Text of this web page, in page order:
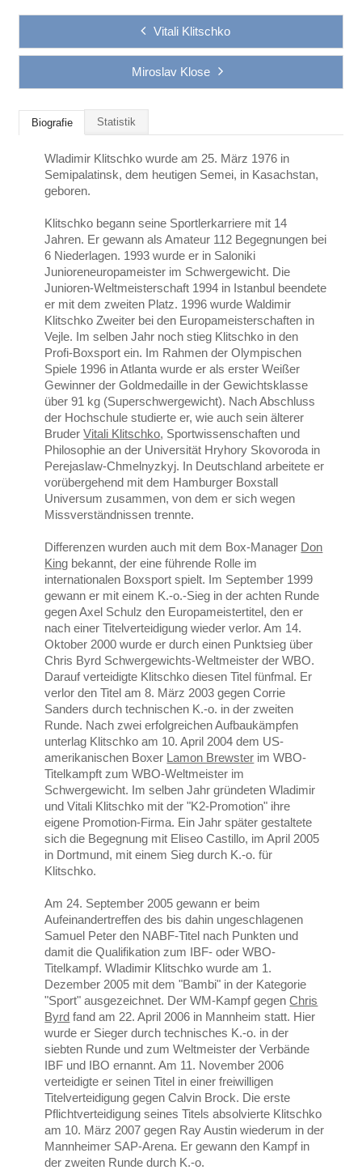
Vitali Klitschko
Miroslav Klose
Biografie Statistik
Wladimir Klitschko wurde am 25. März 1976 in
Semipalatinsk, dem heutigen Semei, in Kasachstan,
geboren.
Klitschko begann seine Sportlerkarriere mit 14
Jahren. Er gewann als Amateur 112 Begegnungen bei
6 Niederlagen. 1993 wurde er in Saloniki
Junioreneuropameister im Schwergewicht. Die
Junioren-Weltmeisterschaft 1994 in Istanbul beendete
er mit dem zweiten Platz. 1996 wurde Waldimir
Klitschko Zweiter bei den Europameisterschaften in
Vejle. Im selben Jahr noch stieg Klitschko in den
Profi-Boxsport ein. Im Rahmen der Olympischen
Spiele 1996 in Atlanta wurde er als erster Weißer
Gewinner der Goldmedaille in der Gewichtsklasse
über 91 kg (Superschwergewicht). Nach Abschluss
der Hochschule studierte er, wie auch sein älterer
BruderVitali Klitschko, Sportwissenschaften und
Philosophie an der Universität Hryhory Skovoroda in
Perejaslaw-Chmelnyzkyj. In Deutschland arbeitete er
vorübergehend mit dem Hamburger Boxstall
Universum zusammen, von dem er sich wegen
Missverständnissen trennte.
Differenzen wurden auch mit dem Box-Manager Don
King bekannt, der eine führende Rolle im
internationalen Boxsport spielt. Im September 1999
gewann er mit einem K.-o.-Sieg in der achten Runde
gegen Axel Schulz den Europameistertitel, den er
nach einer Titelverteidigung wieder verlor. Am 14.
Oktober 2000 wurde er durch einen Punktsieg über
Chris Byrd Schwergewichts-Weltmeister der WBO.
Darauf verteidigte Klitschko diesen Titel fünfmal. Er
verlor den Titel am 8. März 2003 gegen Corrie
Sanders durch technischen K.-o. in der zweiten
Runde. Nach zwei erfolgreichen Aufbaukämpfen
unterlag Klitschko am 10. April 2004 dem US-
amerikanischen Boxer Lamon Brewster im WBO-
Titelkampft zum WBO-Weltmeister im
Schwergewicht. Im selben Jahr gründeten Wladimir
und Vitali Klitschko mit der "K2-Promotion" ihre
eigene Promotion-Firma. Ein Jahr später gestaltete
sich die Begegnung mit Eliseo Castillo, im April 2005
in Dortmund, mit einem Sieg durch K.-o. für
Klitschko.
Am 24. September 2005 gewann er beim
Aufeinandertreffen des bis dahin ungeschlagenen
Samuel Peter den NABF-Titel nach Punkten und
damit die Qualifikation zum IBF- oder WBO-
Titelkampf. Wladimir Klitschko wurde am 1.
Dezember 2005 mit dem "Bambi" in der Kategorie
"Sport" ausgezeichnet. Der WM-Kampf gegenChris
Byrd fand am 22. April 2006 in Mannheim statt. Hier
wurde er Sieger durch technisches K.-o. in der
siebten Runde und zum Weltmeister der Verbände
IBF und IBO ernannt. Am 11. November 2006
verteidigte er seinen Titel in einer freiwilligen
Titelverteidigung gegen Calvin Brock. Die erste
Pflichtverteidigung seines Titels absolvierte Klitschko
am 10. März 2007 gegen Ray Austin wiederum in der
Mannheimer SAP-Arena. Er gewann den Kampf in
der zweiten Runde durch K.-o.